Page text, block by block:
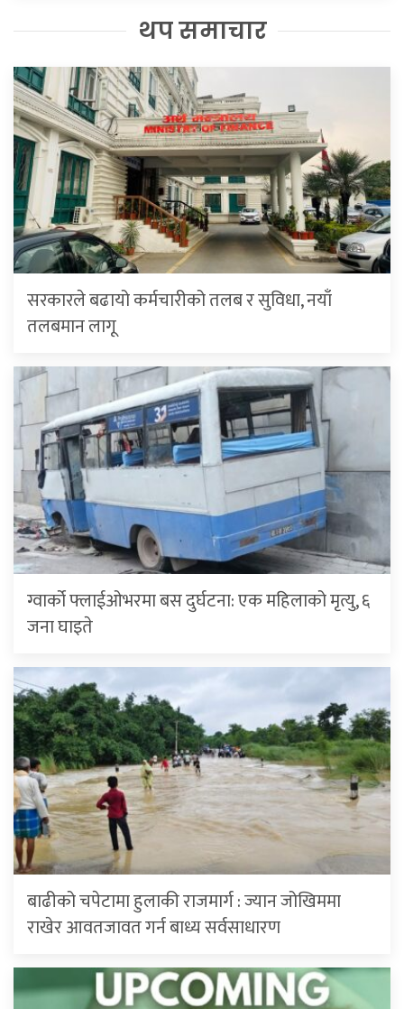
थप समाचार
सरकारले बढायो कर्मचारीको तलब र सुविधा, नयाँ
तलबमान लागू
ग्वार्को फ्लाईओभरमा बस दुर्घटना: एक महिलाको मृत्यु, ६
जना घाइते
बाढीको चपेटामा हुलाकी राजमार्ग : ज्यान जोखिममा
राखेर आवतजावत गर्न बाध्य सर्वसाधारण